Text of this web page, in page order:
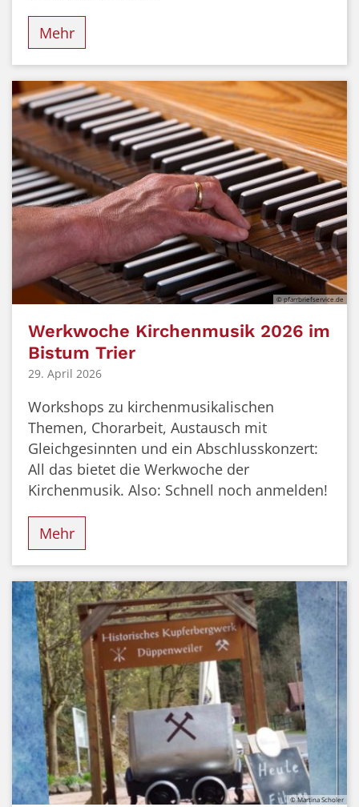
Mehr
© pfarrbriefservice.de
Werkwoche Kirchenmusik 2026 im
Bistum Trier
29. April 2026
Workshops zu kirchenmusikalischen
Themen, Chorarbeit, Austausch mit
Gleichgesinnten und ein Abschlusskonzert:
All das bietet die Werkwoche der
Kirchenmusik. Also: Schnell noch anmelden!
Mehr
© Martina Scholer